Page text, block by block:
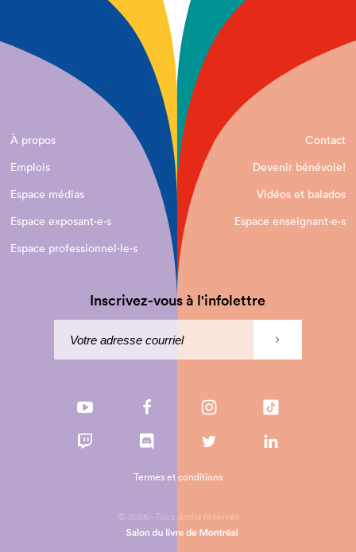
À propos
Contact
Emplois
Devenir bénévole!
Espace médias
Vidéos et balados
Espace exposant·e⋅s
Espace enseignant·e⋅s
Espace professionnel·le⋅s
Inscrivez-vous à l'infolettre
© 2026 - Tous droits réservés
Termes et conditions